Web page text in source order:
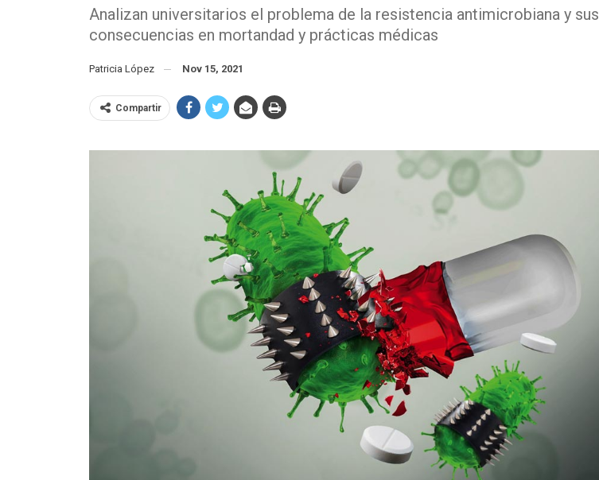
Analizan universitarios el problema de la resistencia antimicrobiana y sus
consecuencias en mortandad y prácticas médicas
Patricia López Nov 15, 2021
Compartir